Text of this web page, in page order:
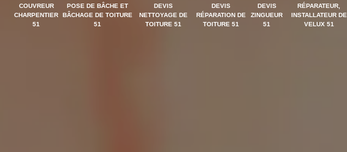
COUVREUR
CHARPENTIER
51
POSE DE BÂCHE ET
BÂCHAGE DE TOITURE
51
DEVIS
NETTOYAGE DE
TOITURE 51
DEVIS
RÉPARATION DE
TOITURE 51
DEVIS
ZINGUEUR
51
RÉPARATEUR,
INSTALLATEUR DE
VELUX 51